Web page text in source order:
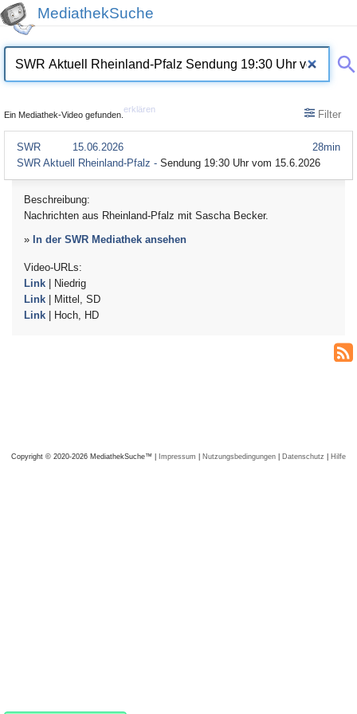
MediathekSuche
Ein Mediathek-Video gefunden.
erklären Filter
28min
SWR
15.06.2026
SWR Aktuell Rheinland-Pfalz - Sendung 19:30 Uhr vom 15.6.2026
Beschreibung:
Nachrichten aus Rheinland-Pfalz mit Sascha Becker.
» In der SWR Mediathek ansehen
Video-URLs:
Link | Niedrig
Link | Mittel, SD
Link | Hoch, HD
Copyright © 2020-2026 MediathekSuche™ | Impressum | Nutzungsbedingungen | Datenschutz | Hilfe